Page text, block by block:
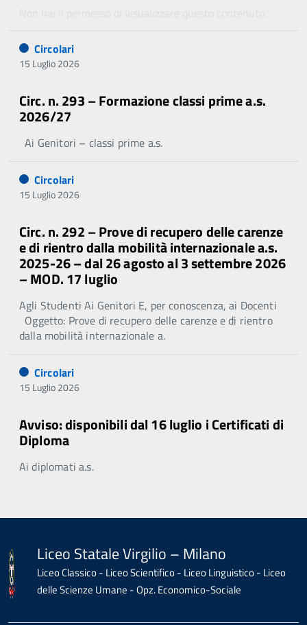
Circolari
15 Luglio 2026
Circ. n. 293 – Formazione classi prime a.s.
2026/27
Ai Genitori – classi prime a.s.
Circolari
15 Luglio 2026
Circ. n. 292 – Prove di recupero delle carenze
e di rientro dalla mobilità internazionale a.s.
2025-26 – dal 26 agosto al 3 settembre 2026
– MOD. 17 luglio
Agli Studenti Ai Genitori E, per conoscenza, ai Docenti
Oggetto: Prove di recupero delle carenze e di rientro
dalla mobilità internazionale a.
Circolari
15 Luglio 2026
Avviso: disponibili dal 16 luglio i Certificati di
Diploma
Ai diplomati a.s.
Liceo Statale Virgilio – Milano
Liceo Classico - Liceo Scientifico - Liceo Linguistico - Liceo
delle Scienze Umane - Opz. Economico-Sociale